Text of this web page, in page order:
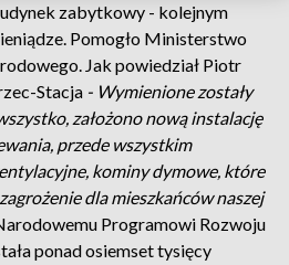
zabytkowy - kolejnym
Pomogło Ministerstwo
Jak powiedział Piotr
Stacja - Wymienione zostały
założono nową instalację
przede wszystkim
kominy dymowe, które
dla mieszkańców naszej
Programowi Rozwoju
ponad osiemset tysięcy